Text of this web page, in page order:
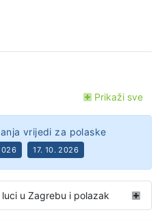
Prikaži sve
vrijedi za polaske
17. 10. 2026
u Zagrebu i polazak